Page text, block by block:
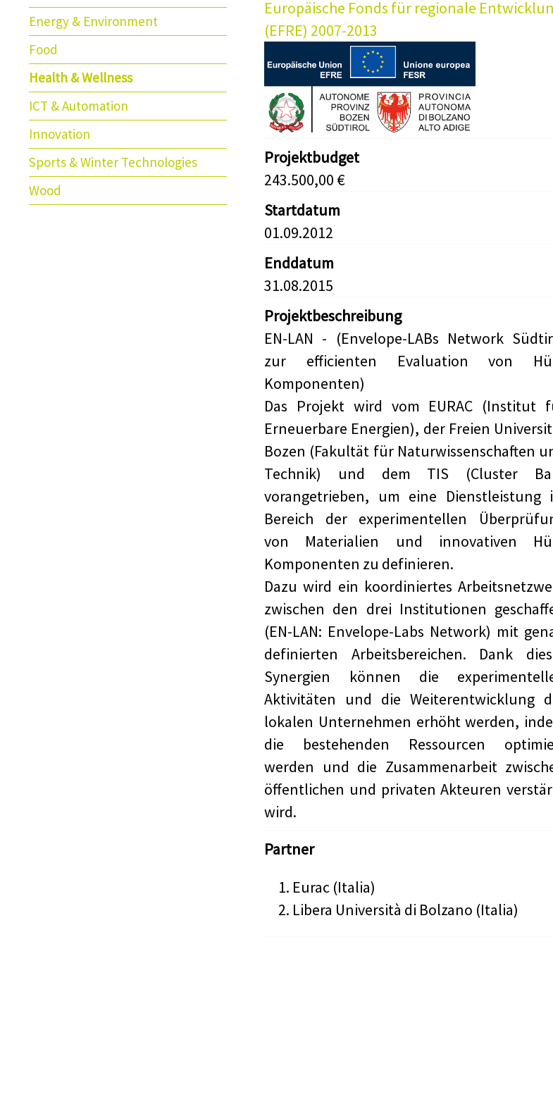
Energy & Environment
Food
Health & Wellness
ICT & Automation
Innovation
Sports & Winter Technologies
Wood
Europäische Fonds für regionale
(EFRE) 2007-2013
Projektbudget
243.500,00 €
Startdatum
01.09.2012
Enddatum
31.08.2015
Projektbeschreibung
EN-LAN - (Envelope-LABs Network
zur efficienten Evaluation von
Komponenten)
Das Projekt wird vom EURAC (Institut
Erneuerbare Energien), der Freien
Bozen (Fakultät für Naturwissenschaften
Technik) und dem TIS (Cluster
vorangetrieben, um eine Dienstleistung
Bereich der experimentellen
von Materialien und innovativen
Komponenten zu definieren.
Dazu wird ein koordiniertes
zwischen den drei Institutionen
(EN-LAN: Envelope-Labs Network) mit
definierten Arbeitsbereichen. Dank
Synergien können die
Aktivitäten und die Weiterentwicklung
lokalen Unternehmen erhöht werden,
die bestehenden Ressourcen
werden und die Zusammenarbeit
öffentlichen und privaten Akteuren
wird.
Partner
Eurac (Italia)
Libera Università di Bolzano (Italia)